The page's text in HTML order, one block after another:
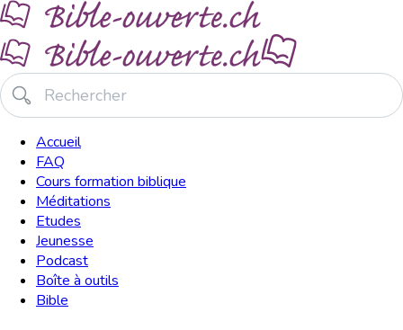
Accueil
FAQ
Cours formation biblique
Méditations
Etudes
Jeunesse
Podcast
Boîte à outils
Bible